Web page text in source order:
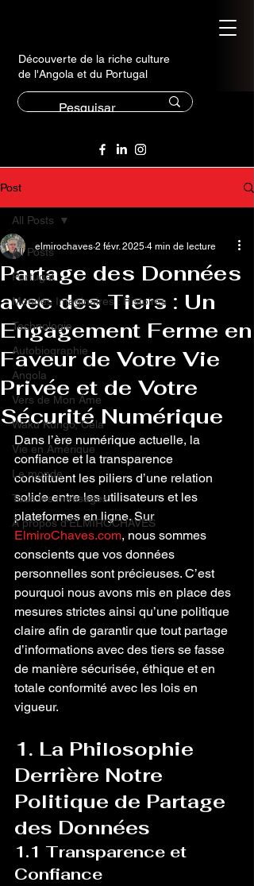
Découverte de la riche culture
de l'Angola et du Portugal
Post
All Posts
Portugal
Mondes Imaginaires : Histoires
Technologie
Autobiographie
Angola
Vers de Mon Âme
Waku Kungo, Cela
Vie en Amérique
Le monde
Tous les messages
À propos d'ELMIROCHAVES
All Posts
Partage des Données
avec des Tiers : Un
Engagement Ferme en
Faveur de Votre Vie
Privée et de Votre
Sécurité Numérique
elmirochaves 2 févr. 2025 4 min de lecture
Dans l’ère numérique actuelle, la
confiance et la transparence
constituent les piliers d’une relation
solide entre les utilisateurs et les
plateformes en ligne. Sur
ElmiroChaves.com, nous sommes
conscients que vos données
personnelles sont précieuses. C’est
pourquoi nous avons mis en place des
mesures strictes ainsi qu’une politique
claire afin de garantir que tout partage
d’informations avec des tiers se fasse
de manière sécurisée, éthique et en
totale conformité avec les lois en
vigueur.
1. La Philosophie
Derrière Notre
Politique de Partage
des Données
1.1 Transparence et
Confiance